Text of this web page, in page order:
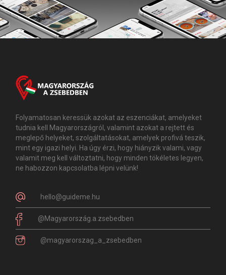
Folyamatosan keressük azokat az eszenciákat, amelyeket
tudnia kell Magyarországról, valamint azokat a rejtett és
meglepő helyeket, szolgáltatásokat, amelyek profivá teszik,
mint egy igazi helyi. Ha úgy érzi, hogy hiányzik valami, vagy
valamit meg kell változtatni, hogy minden tökéletes legyen,
ne habozzon kapcsolatba lépni velünk!
hello@guideme.hu
@Magyarország.a.zsebedben
@magyarorszag_a_zsebedben